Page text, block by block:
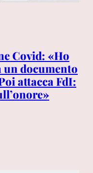
Covid: «Ho
un documento
attacca FdI: